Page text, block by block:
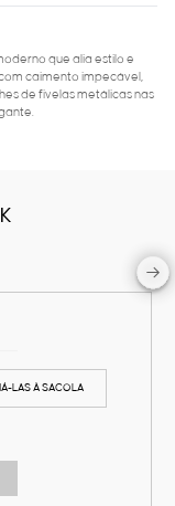
que alia estilo e
caimento impecável,
de fivelas metálicas nas
LAS À SACOLA